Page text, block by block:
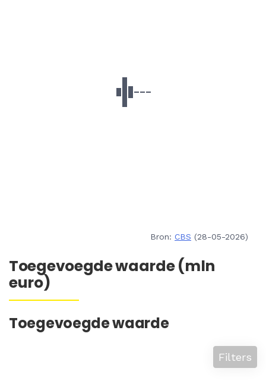
Bron: CBS (28-05-2026)
Toegevoegde waarde (mln
euro)
Toegevoegde waarde
Filters